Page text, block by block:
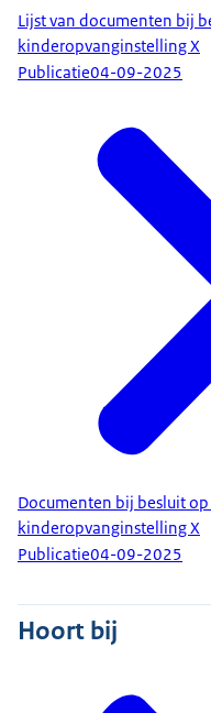
Lijst van documenten bij
kinderopvanginstelling X
Publicatie04-09-2025
Documenten bij besluit op
kinderopvanginstelling X
Publicatie04-09-2025
Hoort bij